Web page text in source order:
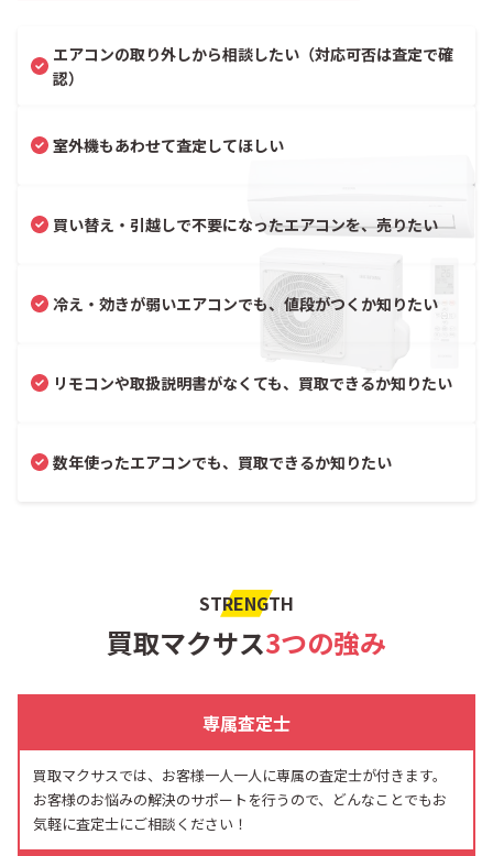
エアコンの取り外しから相談したい（対応可否は査定で確
認）
室外機もあわせて査定してほしい
買い替え・引越しで不要になったエアコンを、売りたい
冷え・効きが弱いエアコンでも、値段がつくか知りたい
リモコンや取扱説明書がなくても、買取できるか知りたい
数年使ったエアコンでも、買取できるか知りたい
STRENGTH
買取マクサス3つの強み
専属査定士
買取マクサスでは、お客様一人一人に専属の査定士が付きます。
お客様のお悩みの解決のサポートを行うので、どんなことでもお
気軽に査定士にご相談ください！